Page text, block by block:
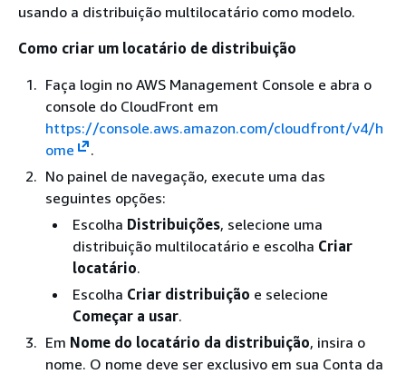
usando a distribuição multilocatário como modelo.
Como criar um locatário de distribuição
Faça login no AWS Management Console e abra o
console do CloudFront em
https://console.aws.amazon.com/cloudfront/v4/h
ome
.
No painel de navegação, execute uma das
seguintes opções:
Escolha Distribuições, selecione uma
distribuição multilocatário e escolha Criar
locatário.
Escolha Criar distribuição e selecione
Começar a usar.
Em Nome do locatário da distribuição, insira o
nome. O nome deve ser exclusivo em sua Conta da